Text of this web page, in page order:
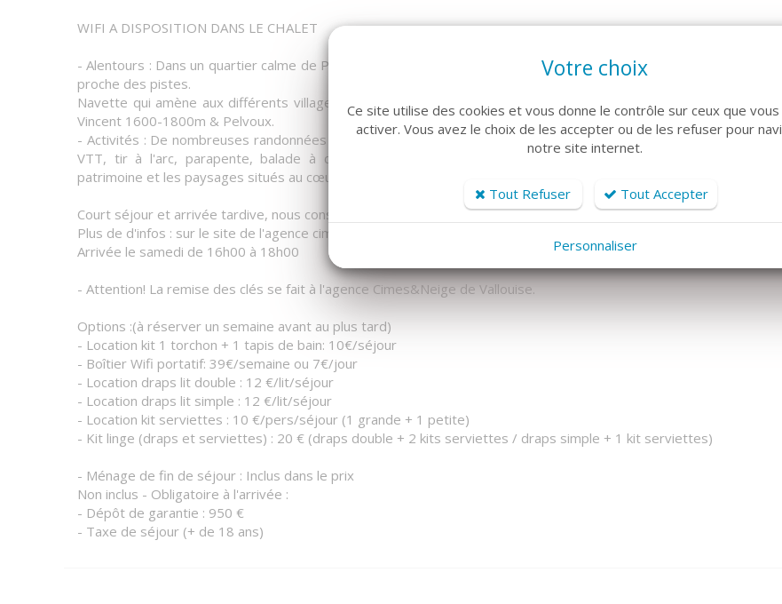
WIFI A DISPOSITION DANS LE CHALET
- Alentours : Dans un quartier calme de Puy-Saint-Vincent 1400m, le chalet est à 2 mins à pied des commerces,
proche des pistes.
Navette qui amène aux différents villages : Vallouise, Les Vigneaux, L'Argentière et aux stations de Puy Saint
Vincent 1600-1800m & Pelvoux.
- Activités : De nombreuses randonnées à proximités (Glacier blanc et noir, le Lac de l'Eychauda…), chemins de
VTT, tir à l'arc, parapente, balade à cheval, les marchés des artisans, expositions,... venez découvrir le
patrimoine et les paysages situés au cœur du Parc National des Écrins.
Court séjour et arrivée tardive, nous consulter
Plus de d'infos : sur le site de l'agence cimesetneige.com
Arrivée le samedi de 16h00 à 18h00
- Attention! La remise des clés se fait à l'agence Cimes&Neige de Vallouise.
Options :(à réserver un semaine avant au plus tard)
- Location kit 1 torchon + 1 tapis de bain: 10€/séjour
- Boîtier Wifi portatif: 39€/semaine ou 7€/jour
- Location draps lit double : 12 €/lit/séjour
- Location draps lit simple : 12 €/lit/séjour
- Location kit serviettes : 10 €/pers/séjour (1 grande + 1 petite)
- Kit linge (draps et serviettes) : 20 € (draps double + 2 kits serviettes / draps simple + 1 kit serviettes)
- Ménage de fin de séjour : Inclus dans le prix
Non inclus - Obligatoire à l'arrivée :
- Dépôt de garantie : 950 €
- Taxe de séjour (+ de 18 ans)
Votre choix
Ce site utilise des cookies et vous donne le contrôle sur ceux que
activer. Vous avez le choix de les accepter ou de les refuser pour
notre site internet.
Tout Refuser Tout Accepter
Personnaliser